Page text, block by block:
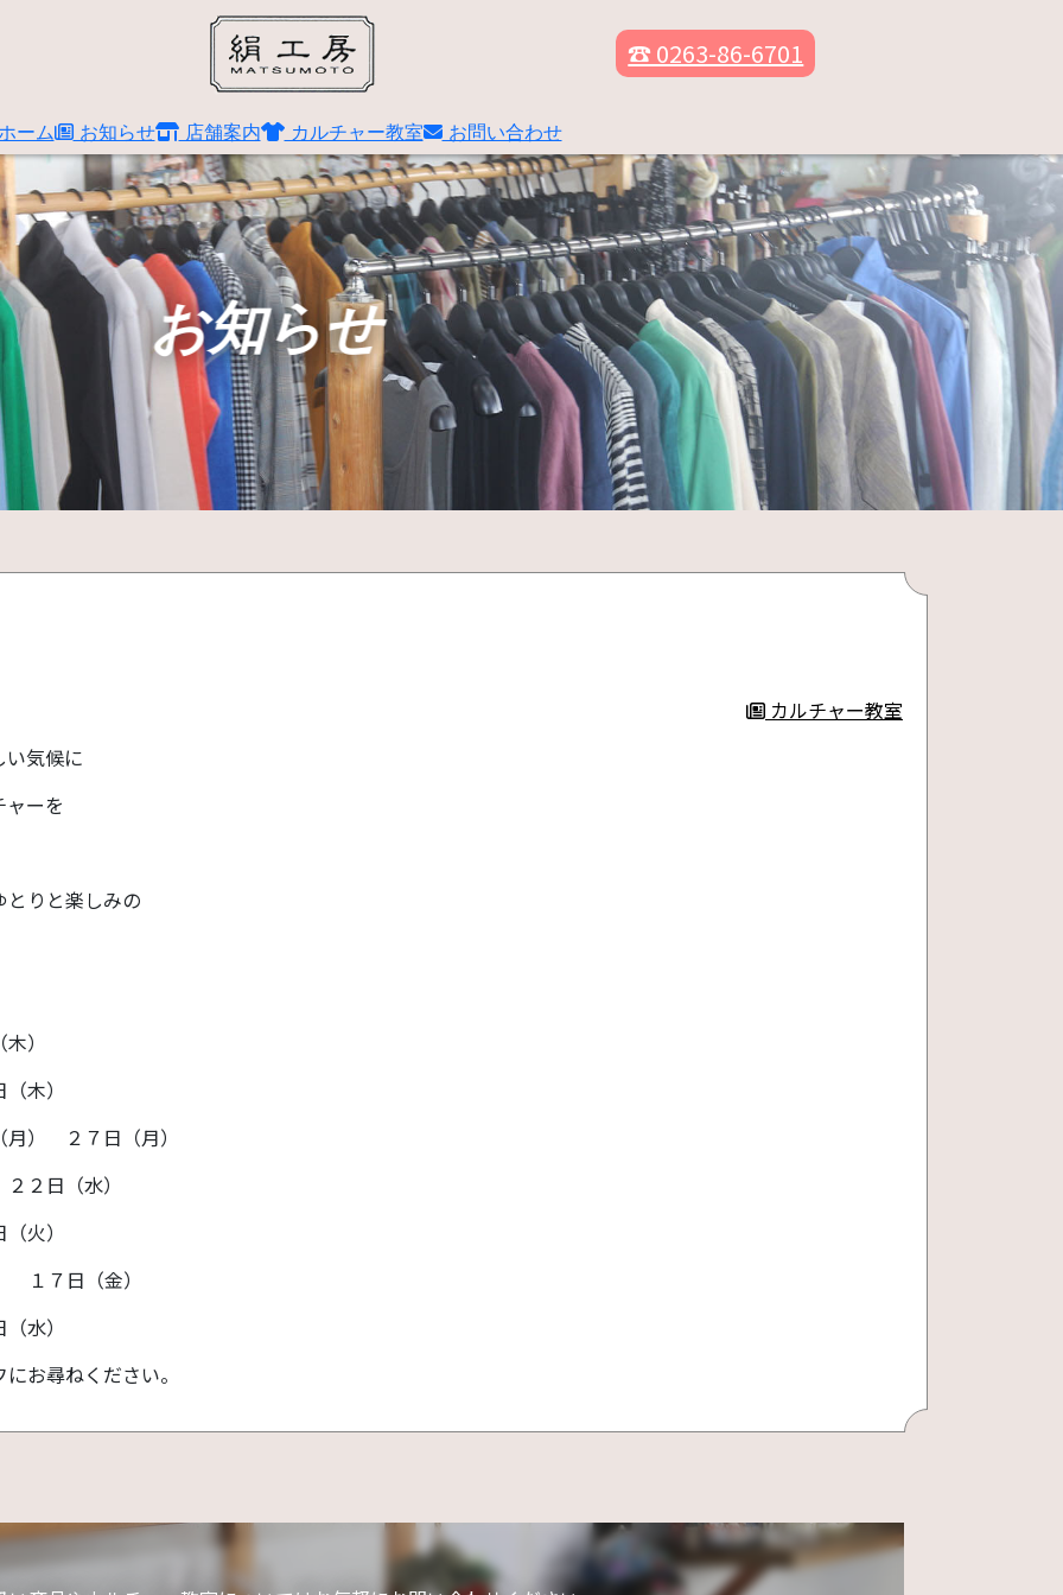
☎ 0263-86-6701
ーム お知らせ 店舗案内 カルチャー教室 お問い合わせ
お知らせ
カルチャー教室
気候に
ーを
りと楽しみの
）
）
） ２７日（月）
日（水）
火）
７日（金）
水）
お尋ねください。